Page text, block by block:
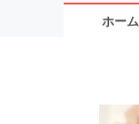
ホーム